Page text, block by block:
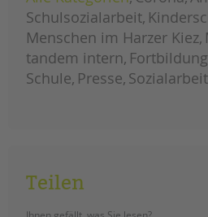
des
berliner
familienberichts
2025
an
der
hermann-
boddin-
schule
Schulsozialarbeit
Menschen im Harzer Kiez
tandem intern
Schule Presse Sozialarbeit
Teilen